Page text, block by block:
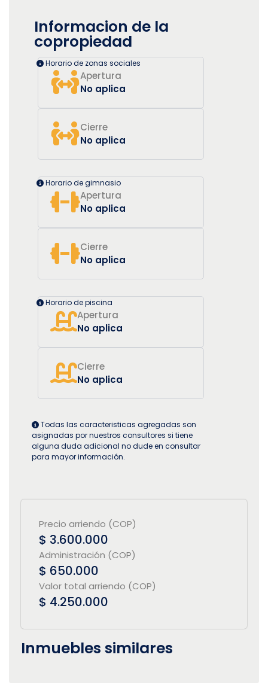
Informacion de la
copropiedad
Horario de zonas sociales
Apertura
No aplica
Cierre
No aplica
Horario de gimnasio
Apertura
No aplica
Cierre
No aplica
Horario de piscina
Apertura
No aplica
Cierre
No aplica
Todas las caracteristicas agregadas son
asignadas por nuestros consultores si tiene
alguna duda adicional no dude en consultar
para mayor información.
Precio arriendo (COP)
$ 3.600.000
Administración (COP)
$ 650.000
Valor total arriendo (COP)
$ 4.250.000
Inmuebles similares